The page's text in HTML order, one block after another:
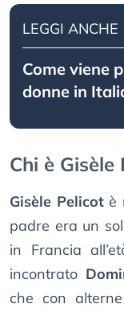
LEGGI ANCHE
Come viene
donne in
Chi è Gisèle
Gisèle Pelicotè
padre era un
in Francia
incontrato
che con